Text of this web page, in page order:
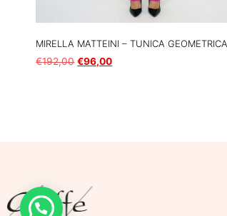
MIRELLA MATTEINI – TUNICA GEOMETRICA
€192,00 €96,00